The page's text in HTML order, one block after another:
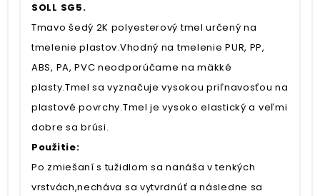
SOLL SG5.
Tmavo šedý 2K polyesterový tmel určený na
tmelenie plastov.Vhodný na tmelenie PUR, PP,
ABS, PA, PVC neodporúčame na mäkké
plasty.Tmel sa vyznačuje vysokou priľnavosťou na
plastové povrchy.Tmel je vysoko elastický a veľmi
dobre sa brúsi.
Použitie:
Po zmiešaní s tužidlom sa nanáša v tenkých
vrstvách,necháva sa vytvrdnúť a následne sa